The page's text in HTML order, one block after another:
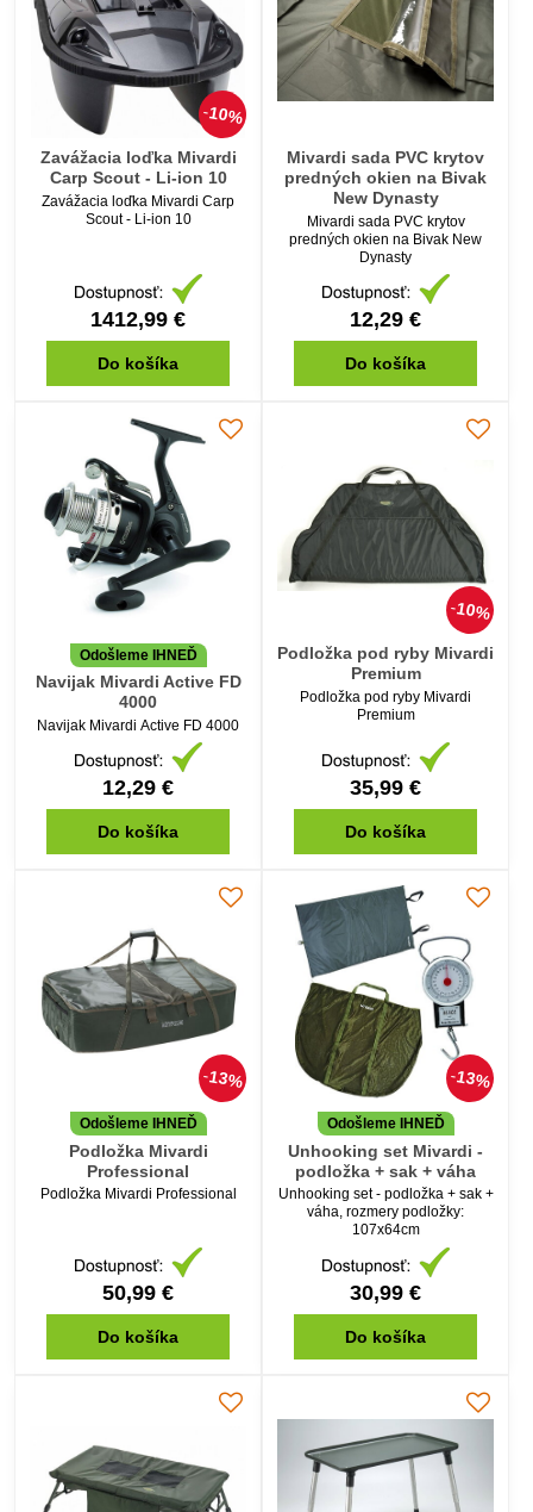
10%
Zavážacia loďka Mivardi
Carp Scout - Li-ion 10
Zavážacia loďka Mivardi Carp
Scout - Li-ion 10
1412,99 €
Do košíka
Mivardi sada PVC krytov
predných okien na Bivak
New Dynasty
Mivardi sada PVC krytov
predných okien na Bivak New
Dynasty
12,29 €
Do košíka
Odošleme IHNEĎ
Navijak Mivardi Active FD
4000
Navijak Mivardi Active FD 4000
12,29 €
Do košíka
10%
Podložka pod ryby Mivardi
Premium
Podložka pod ryby Mivardi
Premium
35,99 €
Do košíka
13%
Odošleme IHNEĎ
Podložka Mivardi
Professional
Podložka Mivardi Professional
50,99 €
Do košíka
13%
Odošleme IHNEĎ
Unhooking set Mivardi -
podložka + sak + váha
Unhooking set - podložka + sak +
váha, rozmery podložky:
107x64cm
30,99 €
Do košíka